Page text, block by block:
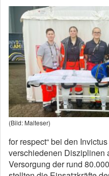
(Bild: Malteser)
for respect“ bei den
verschiedenen Disziplinen
Versorgung der rund